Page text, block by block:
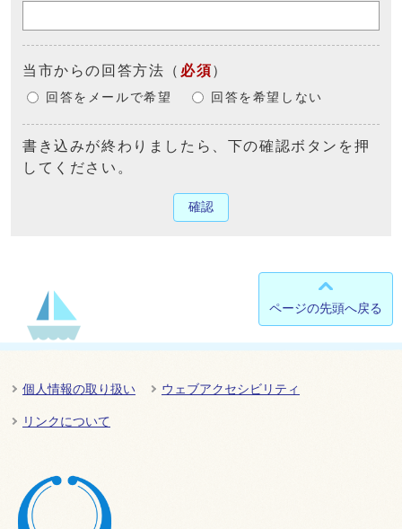
当市からの回答方法 （ 必須）
回答をメールで希望 回答を希望しない
書き込みが終わりましたら、下の確認ボタンを押
してください。
確認
ページの先頭へ戻る
個人情報の取り扱い ウェブアクセシビリティ
リンクについて